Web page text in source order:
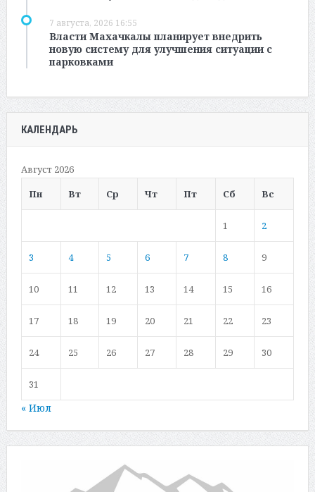
7 августа, 2026 16:55
Власти Махачкалы планирует внедрить
новую систему для улучшения ситуации с
парковками
КАЛЕНДАРЬ
Август 2026
Пн
Вт Ср Чт Пт Сб Вс
1 2
3 4 5 6 7 8 9
10 11 12 13 14 15 16
17 18 19 20 21 22 23
24 25 26 27 28 29 30
31
« Июл